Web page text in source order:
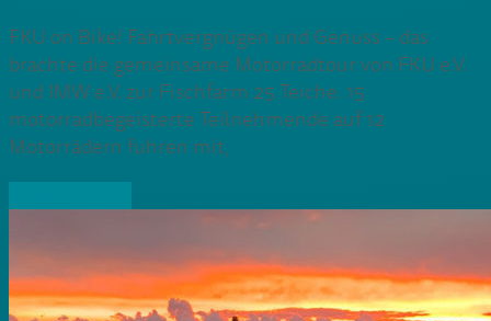
FKU on Bike! Fahrtvergnügen und Genuss – das
brachte die gemeinsame Motorradtour von FKU e.V.
und IMW e.V. zur Fischfarm 25 Teiche. 15
motorradbegeisterte Teilnehmende auf 12
Motorrädern fuhren mit,